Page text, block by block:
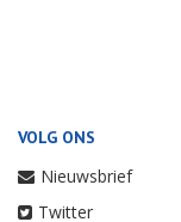
VOLG ONS
Nieuwsbrief
Twitter